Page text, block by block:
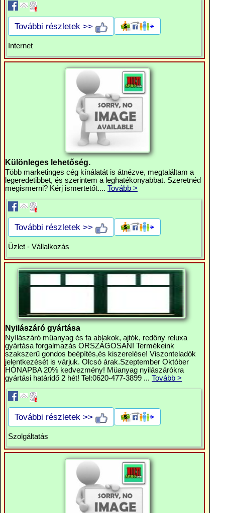
További részletek >>
Internet
Különleges lehetőség.
Több marketinges cég kínálatát is átnézve, megtaláltam a
legeredetibbet, és szerintem a leghatékonyabbat. Szeretnéd
megismerni? Kérj ismertetőt.... Tovább >
További részletek >>
Üzlet - Vállalkozás
Nyilászáró gyártása
Nyílászáró műanyag és fa ablakok, ajtók, redőny reluxa
gyártása forgalmazás ORSZÁGOSAN! Termékeink
szakszerű gondos beépítés,és kiszerelése! Viszonteladók
jelentkezését is várjuk. Olcsó árak.Szeptember Október
HÓNAPBA 20% kedvezmény! Müanyag nyilászárókra
gyártási határidő 2 hét! Tel:0620-477-3899 ... Tovább >
További részletek >>
Szolgáltatás